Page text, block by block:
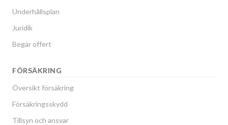
Underhållsplan
Juridik
Begär offert
FÖRSÄKRING
Översikt försäkring
Försäkringsskydd
Tillsyn och ansvar